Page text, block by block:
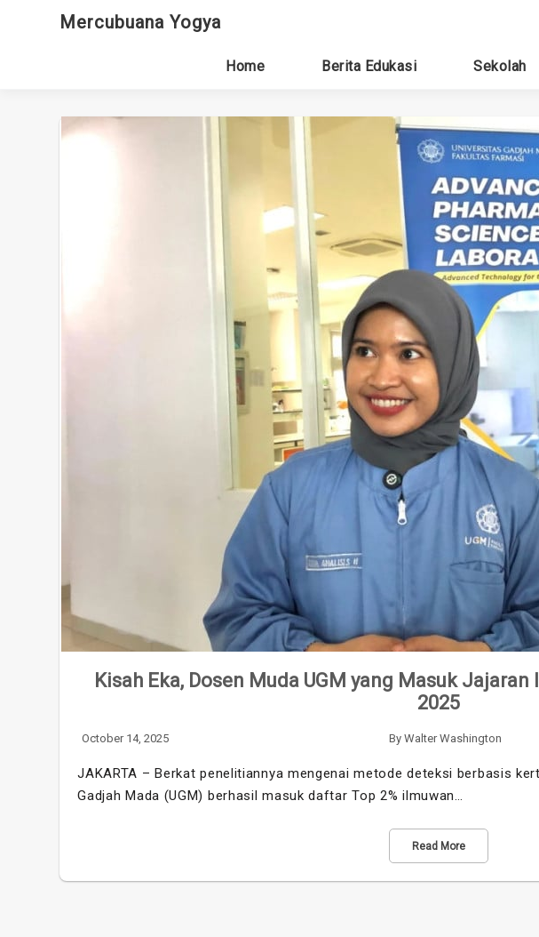
Mercubuana Yogya
Home Berita Edukasi Sekolah
Kisah Eka, Dosen Muda UGM yang Masuk
2025
October 14, 2025 By Walter Washington
JAKARTA – Berkat penelitiannya mengenai metode deteksi berbasis
Gadjah Mada (UGM) berhasil masuk daftar Top 2% ilmuwan…
Read More